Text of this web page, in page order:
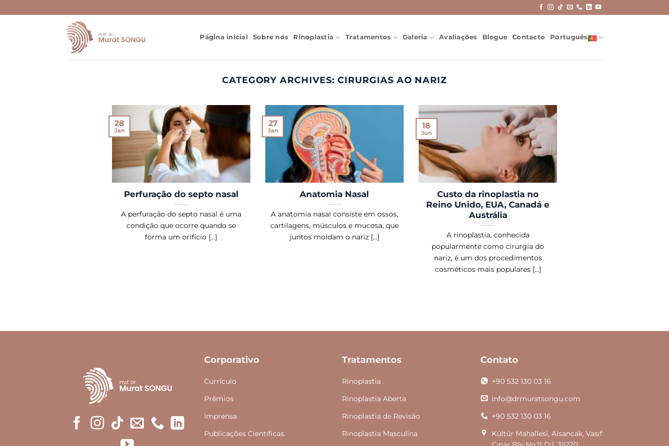
Página inicial Sobre nós Rinoplastia Tratamentos Galeria Avaliações Blogue Contacto Português
CATEGORY ARCHIVES:CIRURGIAS AO NARIZ
Perfuração do septo nasal
A perfuração do septo nasal é uma
condição que ocorre quando se
forma um orifício [...]
28
Jan
Anatomia Nasal
A anatomia nasal consiste em ossos,
cartilagens, músculos e mucosa, que
juntos moldam o nariz [...]
27
Jan
Custo da rinoplastia no
Reino Unido, EUA, Canadá e
Austrália
A rinoplastia, conhecida
popularmente como cirurgia do
nariz, é um dos procedimentos
cosméticos mais populares [...]
18
Jun
Corporativo
Currículo
Prêmios
Imprensa
Publicações Científicas
Tratamentos
Rinoplastia
Rinoplastia Aberta
Rinoplastia de Revisão
Rinoplastia Masculina
Contato
+90 532 130 03 16
info@drmuratsongu.com
+90 532 130 03 16
Kültür Mahallesi, Alsancak, Vasıf